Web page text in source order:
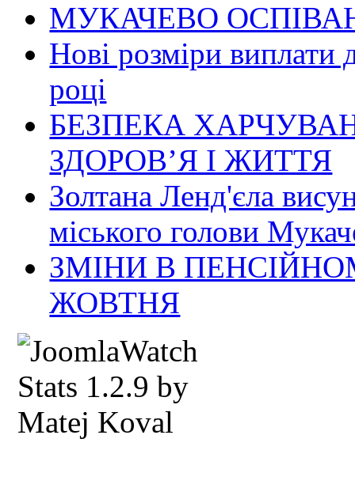
МУКАЧЕВО
Нові розміри виплати
році
БЕЗПЕКА
ЗДОРОВ’Я І ЖИТТЯ
Золтана Ленд'єла
міського голови
ЗМІНИ В
ЖОВТНЯ